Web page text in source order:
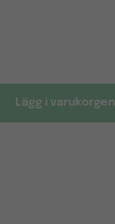
Lägg i varukorgen